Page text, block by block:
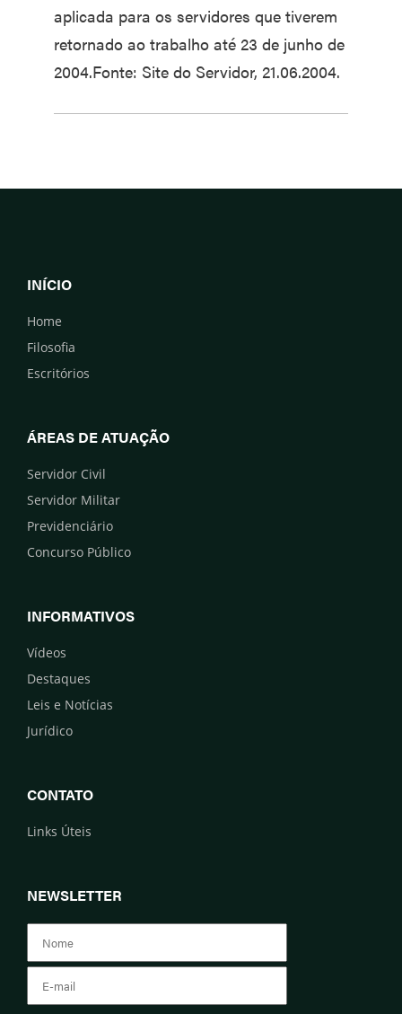
aplicada para os servidores que tiverem
retornado ao trabalho até 23 de junho de
2004.Fonte: Site do Servidor, 21.06.2004.
INÍCIO
Home
Filosofia
Escritórios
ÁREAS DE ATUAÇÃO
Servidor Civil
Servidor Militar
Previdenciário
Concurso Público
INFORMATIVOS
Vídeos
Destaques
Leis e Notícias
Jurídico
CONTATO
Links Úteis
NEWSLETTER